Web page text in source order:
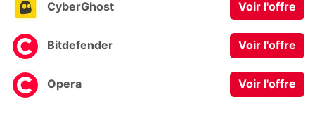
CyberGhost Voir l'offre
Bitdefender Voir l'offre
Opera Voir l'offre